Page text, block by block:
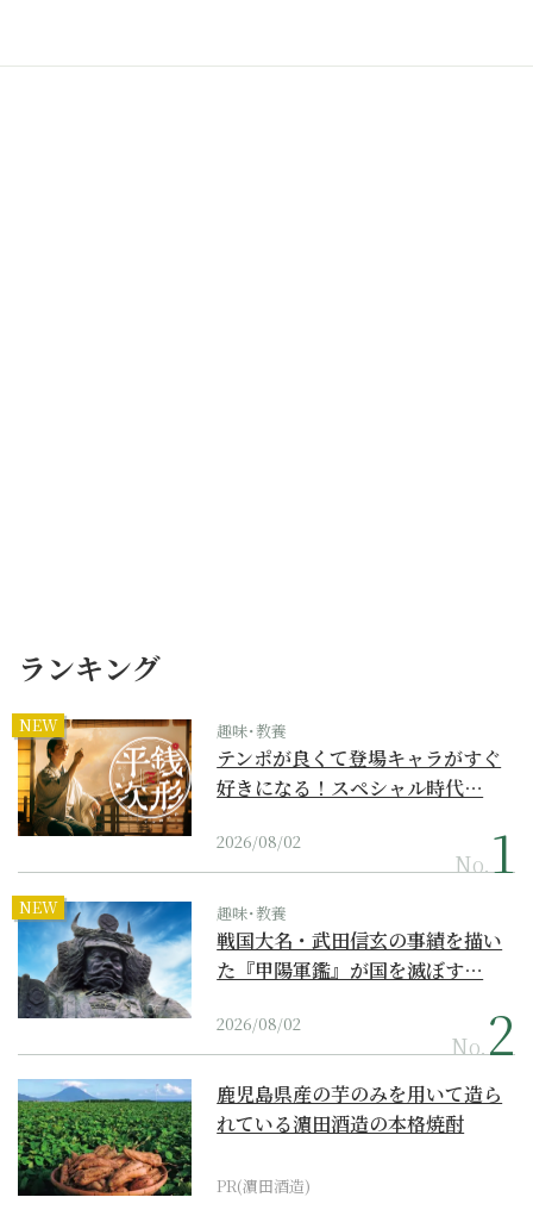
ランキング
NEW 趣味･教養
テンポが良くて登場キャラがすぐ
好きになる！スペシャル時代…
2026/08/02
No.
NEW 趣味･教養
戦国大名・武田信玄の事績を描い
た『甲陽軍鑑』が国を滅ぼす…
2026/08/02
No.
鹿児島県産の芋のみを用いて造ら
れている濵田酒造の本格焼酎
PR(濵田酒造)